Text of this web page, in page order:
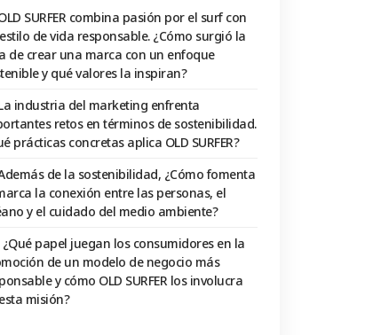
SURFER combina pasión por el surf con
de vida responsable. ¿Cómo surgió la
de crear una marca con un enfoque
y qué valores la inspiran?
industria del marketing enfrenta
retos en términos de sostenibilidad.
prácticas concretas aplica OLD SURFER?
de la sostenibilidad, ¿Cómo fomenta
la conexión entre las personas, el
y el cuidado del medio ambiente?
¿Qué papel juegan los consumidores en la
de un modelo de negocio más
y cómo OLD SURFER los involucra
misión?